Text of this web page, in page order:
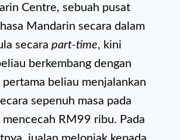
Centre, sebuah pusat
Mandarin secara dalam
secara part-time, kini
berkembang dengan
pertama beliau menjalankan
sepenuh masa pada
RM99 ribu. Pada